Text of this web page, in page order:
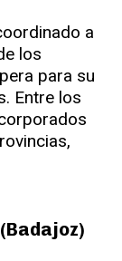
a
los
para su
Entre los